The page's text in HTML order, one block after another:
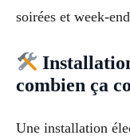
soirées et week-
combien ça
Une installation